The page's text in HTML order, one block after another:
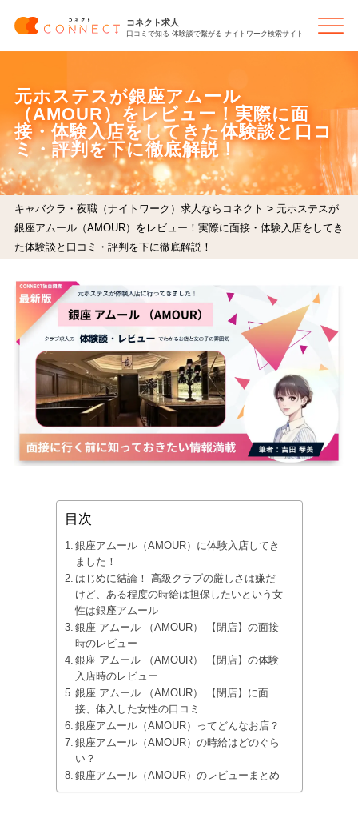
コネクト求人
口コミで知る 体験談で繋がる ナイトワーク検索サイト
元ホステスが銀座アムール
（AMOUR）をレビュー！実際に面
接・体験入店をしてきた体験談と口コ
ミ・評判を下に徹底解説！
キャバクラ・夜職（ナイトワーク）求人ならコネクト > 元ホステスが
銀座アムール（AMOUR）をレビュー！実際に面接・体験入店をしてき
た体験談と口コミ・評判を下に徹底解説！
目次
銀座アムール（AMOUR）に体験入店してき
ました！
はじめに結論！ 高級クラブの厳しさは嫌だ
けど、ある程度の時給は担保したいという女
性は銀座アムール
銀座 アムール （AMOUR） 【閉店】の面接
時のレビュー
銀座 アムール （AMOUR） 【閉店】の体験
入店時のレビュー
銀座 アムール （AMOUR） 【閉店】に面
接、体入した女性の口コミ
銀座アムール（AMOUR）ってどんなお店？
銀座アムール（AMOUR）の時給はどのぐら
い？
銀座アムール（AMOUR）のレビューまとめ